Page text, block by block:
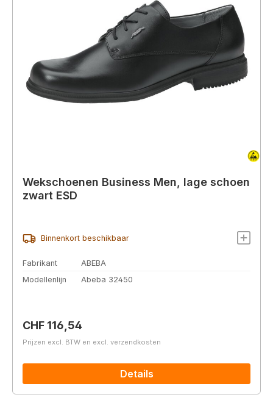
Wekschoenen Business Men, lage schoen
zwart ESD
Binnenkort beschikbaar
Fabrikant
ABEBA
Modellenlijn
Abeba 32450
Normale prijs:
CHF 116,54
Prijzen excl. BTW en excl. verzendkosten
Details